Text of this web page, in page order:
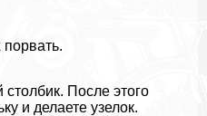
После этого
и делаете узелок.